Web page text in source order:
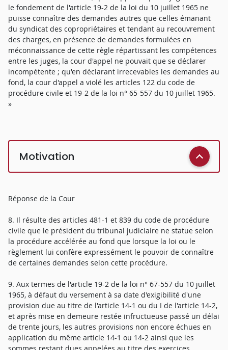
le fondement de l'article 19-2 de la loi du 10 juillet 1965 ne
puisse connaître des demandes autres que celles émanant
du syndicat des copropriétaires et tendant au recouvrement
des charges, en présence de demandes formulées en
méconnaissance de cette règle répartissant les compétences
entre les juges, la cour d'appel ne pouvait que se déclarer
incompétente ; qu'en déclarant irrecevables les demandes au
fond, la cour d'appel a violé les articles 122 du code de
procédure civile et 19-2 de la loi n° 65-557 du 10 juillet 1965.
»
Motivation
Réponse de la Cour
8. Il résulte des articles 481-1 et 839 du code de procédure
civile que le président du tribunal judiciaire ne statue selon
la procédure accélérée au fond que lorsque la loi ou le
règlement lui confère expressément le pouvoir de connaître
de certaines demandes selon cette procédure.
9. Aux termes de l'article 19-2 de la loi n° 67-557 du 10 juillet
1965, à défaut du versement à sa date d'exigibilité d'une
provision due au titre de l'article 14-1 ou du I de l'article 14-2,
et après mise en demeure restée infructueuse passé un délai
de trente jours, les autres provisions non encore échues en
application du même article 14-1 ou 14-2 ainsi que les